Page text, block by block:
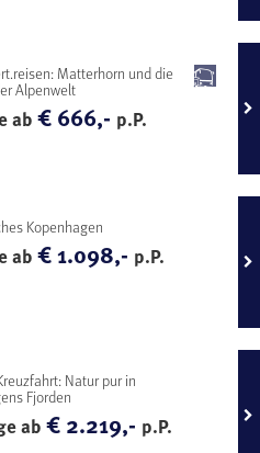
Matterhorn und die
Alpenwelt
ab€ 666,- p.P.
Kopenhagen
ab€ 1.098,- p.P.
Natur pur in
Fjorden
ab€ 2.219,- p.P.